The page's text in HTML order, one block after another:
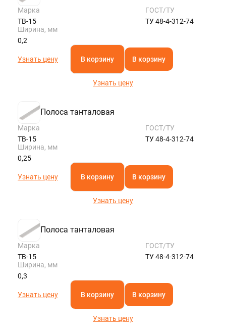
Марка
ТВ-15
ГОСТ/ТУ
ТУ 48-4-312-74
Ширина, мм
0,2
Узнать цену В корзину В корзину
Узнать цену
Полоса танталовая
Марка
ТВ-15
ГОСТ/ТУ
ТУ 48-4-312-74
Ширина, мм
0,25
Узнать цену В корзину В корзину
Узнать цену
Полоса танталовая
Марка
ТВ-15
ГОСТ/ТУ
ТУ 48-4-312-74
Ширина, мм
0,3
Узнать цену В корзину В корзину
Узнать цену